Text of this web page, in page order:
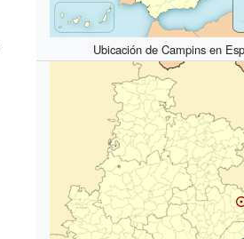
Ubicación de Campins en